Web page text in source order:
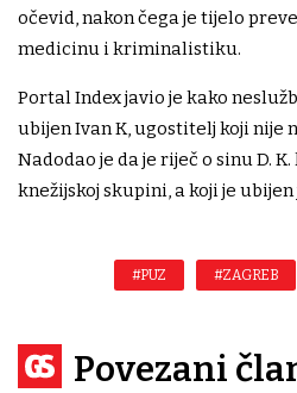
očevid, nakon čega je tijelo
medicinu i kriminalistiku.
Portal Index javio je kako
ubijen Ivan K, ugostitelj koji nije
Nadodao je da je riječ o sinu D.
knežijskoj skupini, a koji je ubijen
#PUZ #ZAGREB
Povezani